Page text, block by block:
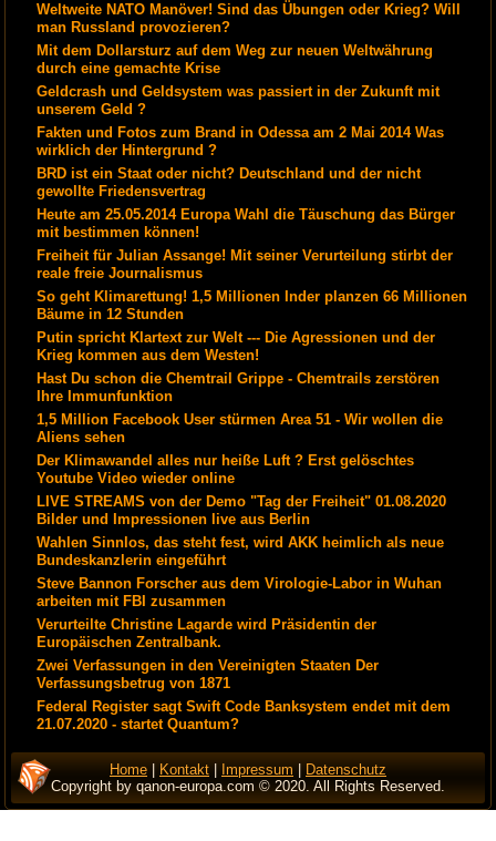
Weltweite NATO Manöver! Sind das Übungen oder Krieg? Will
man Russland provozieren?
Mit dem Dollarsturz auf dem Weg zur neuen Weltwährung
durch eine gemachte Krise
Geldcrash und Geldsystem was passiert in der Zukunft mit
unserem Geld ?
Fakten und Fotos zum Brand in Odessa am 2 Mai 2014 Was
wirklich der Hintergrund ?
BRD ist ein Staat oder nicht? Deutschland und der nicht
gewollte Friedensvertrag
Heute am 25.05.2014 Europa Wahl die Täuschung das Bürger
mit bestimmen können!
Freiheit für Julian Assange! Mit seiner Verurteilung stirbt der
reale freie Journalismus
So geht Klimarettung! 1,5 Millionen Inder planzen 66 Millionen
Bäume in 12 Stunden
Putin spricht Klartext zur Welt --- Die Agressionen und der
Krieg kommen aus dem Westen!
Hast Du schon die Chemtrail Grippe - Chemtrails zerstören
Ihre Immunfunktion
1,5 Million Facebook User stürmen Area 51 - Wir wollen die
Aliens sehen
Der Klimawandel alles nur heiße Luft ? Erst gelöschtes
Youtube Video wieder online
LIVE STREAMS von der Demo "Tag der Freiheit" 01.08.2020
Bilder und Impressionen live aus Berlin
Wahlen Sinnlos, das steht fest, wird AKK heimlich als neue
Bundeskanzlerin eingeführt
Steve Bannon Forscher aus dem Virologie-Labor in Wuhan
arbeiten mit FBI zusammen
Verurteilte Christine Lagarde wird Präsidentin der
Europäischen Zentralbank.
Zwei Verfassungen in den Vereinigten Staaten Der
Verfassungsbetrug von 1871
Federal Register sagt Swift Code Banksystem endet mit dem
21.07.2020 - startet Quantum?
Home Kontakt Impressum
Datenschutz
Copyright by qanon-europa.com © 2020. All Rights Reserved.